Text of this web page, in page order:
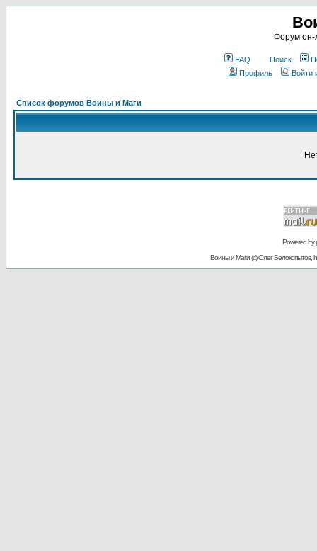
Форум он-
FAQ Поиск
Профиль
Войти
Список форумов Воины и Маги
Powered by
Воины и Маги (c) Олег Белокопытов,